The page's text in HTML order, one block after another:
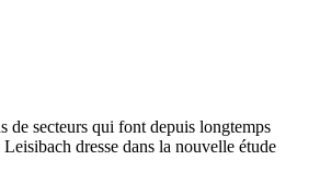
de secteurs qui font depuis longtemps
dresse dans la nouvelle étude